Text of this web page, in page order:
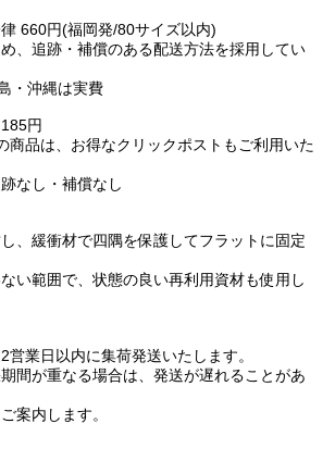
660円(福岡発/80サイズ以内)
、追跡・補償のある配送方法を採用してい
・沖縄は実費
円
品は、お得なクリックポストもご利用いた
なし・補償なし
、緩衝材で四隅を保護してフラットに固定
い範囲で、状態の良い再利用資材も使用し
営業日以内に集荷発送いたします。
間が重なる場合は、発送が遅れることがあ
案内します。